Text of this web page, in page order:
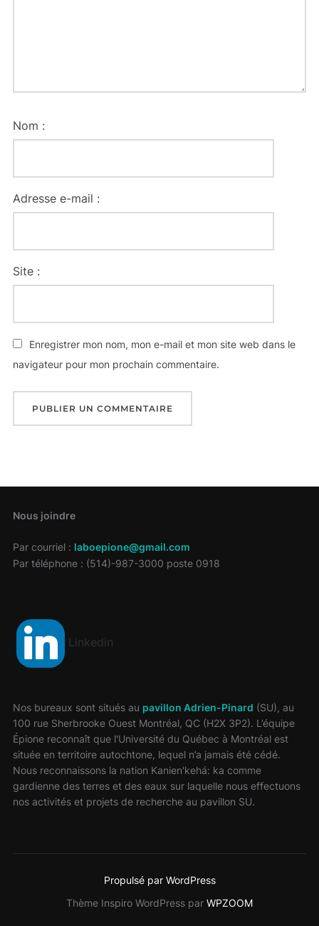
Nom :
Adresse e-mail :
Site :
Enregistrer mon nom, mon e-mail et mon site web dans le
navigateur pour mon prochain commentaire.
Nous joindre
Par courriel : laboepione@gmail.com
Par téléphone : (514)-987-3000 poste 0918
Linkedin
Nos bureaux sont situés au pavillon Adrien-Pinard (SU), au
100 rue Sherbrooke Ouest Montréal, QC (H2X 3P2). L’équipe
Épione reconnaît que l'Université du Québec à Montréal est
située en territoire autochtone, lequel n’a jamais été cédé.
Nous reconnaissons la nation Kanien'kehá: ka comme
gardienne des terres et des eaux sur laquelle nous effectuons
nos activités et projets de recherche au pavillon SU.
Propulsé par WordPress
Thème Inspiro WordPress par WPZOOM